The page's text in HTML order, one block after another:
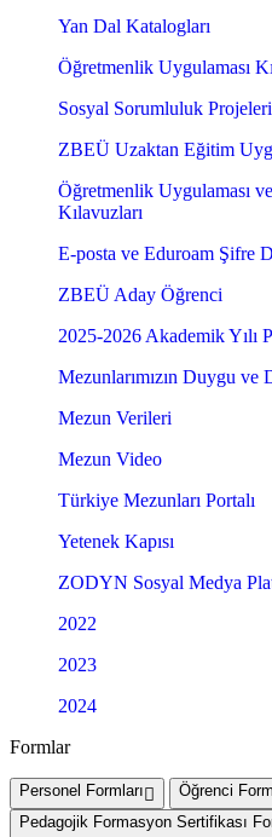
Yan Dal Katalogları
Öğretmenlik Uygulaması
Sosyal Sorumluluk Projeleri
ZBEÜ Uzaktan Eğitim
Öğretmenlik Uygulaması
Kılavuzları
E-posta ve Eduroam Şifre
ZBEÜ Aday Öğrenci
2025-2026 Akademik Yılı
Mezunlarımızın Duygu ve
Mezun Verileri
Mezun Video
Türkiye Mezunları Portalı
Yetenek Kapısı
ZODYN Sosyal Medya
2022
2023
2024
Formlar
Personel Formları
Öğrenci
Pedagojik Formasyon Sertifikası